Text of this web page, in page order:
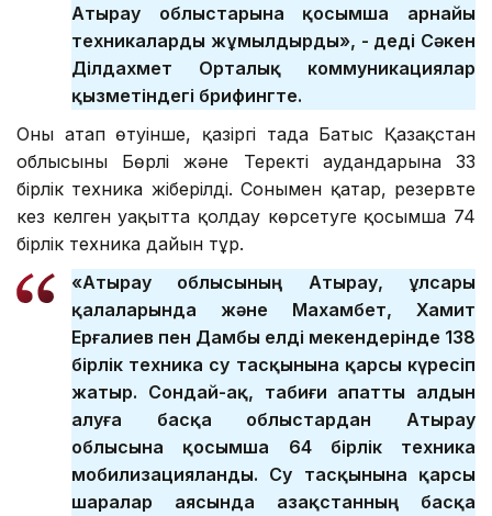
Атырау облыстарына қосымша арнайы
техникаларды жұмылдырды», - деді Сәкен
Ділдахмет Орталық коммуникациялар
қызметіндегі брифингте.
Оның атап өтуінше, қазіргі таңда Батыс Қазақстан
облысының Бөрлі және Теректі аудандарына 33
бірлік техника жіберілді. Сонымен қатар, резервте
кез келген уақытта қолдау көрсетуге қосымша 74
бірлік техника дайын тұр.
«Атырау облысының Атырау, Құлсары
қалаларында және Махамбет, Хамит
Ерғалиев пен Дамбы елді мекендерінде 138
бірлік техника су тасқынына қарсы күресіп
жатыр. Сондай-ақ, табиғи апатты алдын
алуға басқа облыстардан Атырау
облысына қосымша 64 бірлік техника
мобилизацияланды. Су тасқынына қарсы
шаралар аясында Қазақстанның басқа